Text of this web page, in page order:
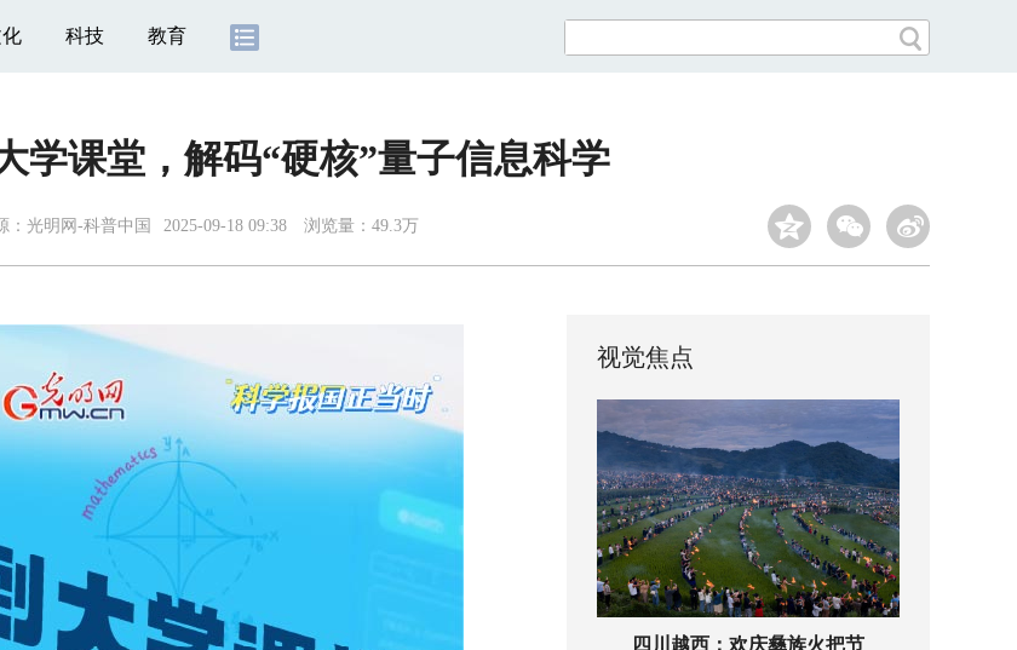
科技 教育
学课堂，解码“硬核”量子信息科学
： 光明网-科普中国 2025-09-18 09:38 浏览量：49.3万
视觉焦点
四川越西：欢庆彝族火把节